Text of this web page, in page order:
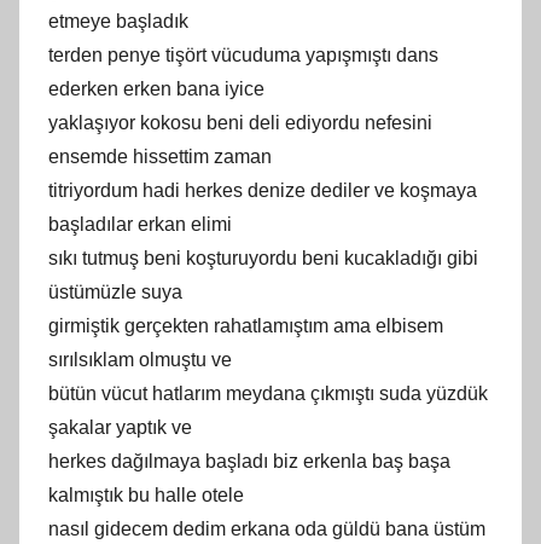
etmeye başladık
terden penye tişört vücuduma yapışmıştı dans
ederken erken bana iyice
yaklaşıyor kokosu beni deli ediyordu nefesini
ensemde hissettim zaman
titriyordum hadi herkes denize dediler ve koşmaya
başladılar erkan elimi
sıkı tutmuş beni koşturuyordu beni kucakladığı gibi
üstümüzle suya
girmiştik gerçekten rahatlamıştım ama elbisem
sırılsıklam olmuştu ve
bütün vücut hatlarım meydana çıkmıştı suda yüzdük
şakalar yaptık ve
herkes dağılmaya başladı biz erkenla baş başa
kalmıştık bu halle otele
nasıl gidecem dedim erkana oda güldü bana üstüm